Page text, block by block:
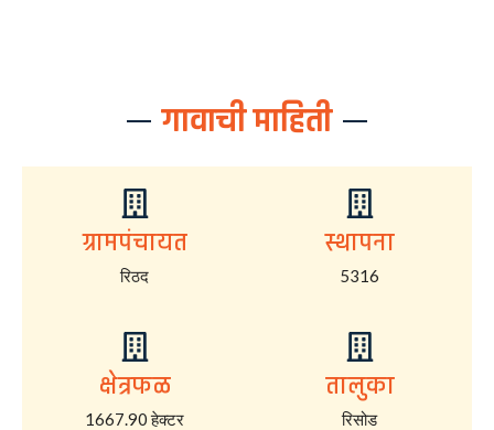
गावाची माहिती
ग्रामपंचायत
रिठद
स्थापना
5316
क्षेत्रफळ
1667.90 हेक्टर
तालुका
रिसोड